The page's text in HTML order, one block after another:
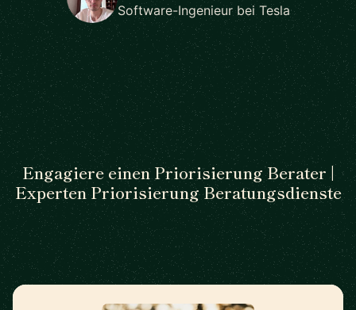
Software-Ingenieur bei Tesla
Engagiere einen Priorisierung Berater |
Experten Priorisierung Beratungsdienste